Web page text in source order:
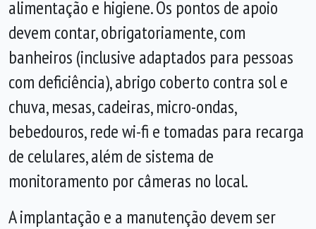
alimentação e higiene. Os pontos de apoio
devem contar, obrigatoriamente, com
banheiros (inclusive adaptados para pessoas
com deficiência), abrigo coberto contra sol e
chuva, mesas, cadeiras, micro-ondas,
bebedouros, rede wi-fi e tomadas para recarga
de celulares, além de sistema de
monitoramento por câmeras no local.
A implantação e a manutenção devem ser